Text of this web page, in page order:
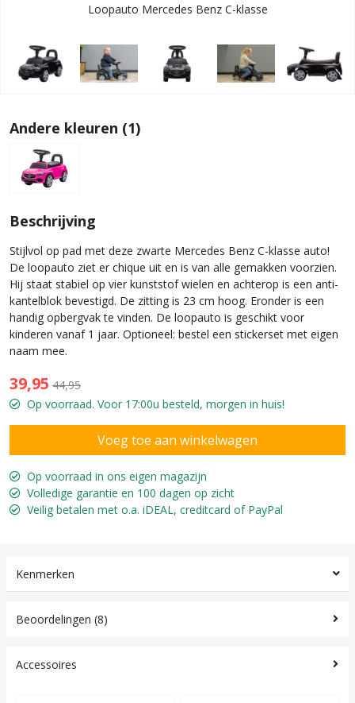
Loopauto Mercedes Benz C-klasse
Andere kleuren (1)
Beschrijving
Stijlvol op pad met deze zwarte Mercedes Benz C-klasse auto!
De loopauto ziet er chique uit en is van alle gemakken voorzien.
Hij staat stabiel op vier kunststof wielen en achterop is een anti-
kantelblok bevestigd. De zitting is 23 cm hoog. Eronder is een
handig opbergvak te vinden. De loopauto is geschikt voor
kinderen vanaf 1 jaar. Optioneel: bestel een stickerset met eigen
naam mee.
39,95 44,95
Op voorraad. Voor 17:00u besteld, morgen in huis!
Op voorraad in ons eigen magazijn
Volledige garantie en 100 dagen op zicht
Veilig betalen met o.a. iDEAL, creditcard of PayPal
Kenmerken
Beoordelingen (8)
Accessoires